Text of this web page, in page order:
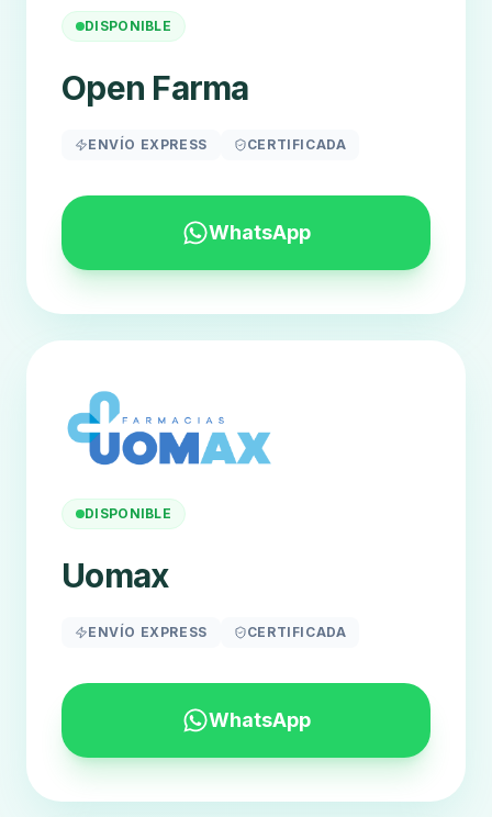
DISPONIBLE
Open Farma
ENVÍO EXPRESS CERTIFICADA
WhatsApp
DISPONIBLE
Uomax
ENVÍO EXPRESS CERTIFICADA
WhatsApp